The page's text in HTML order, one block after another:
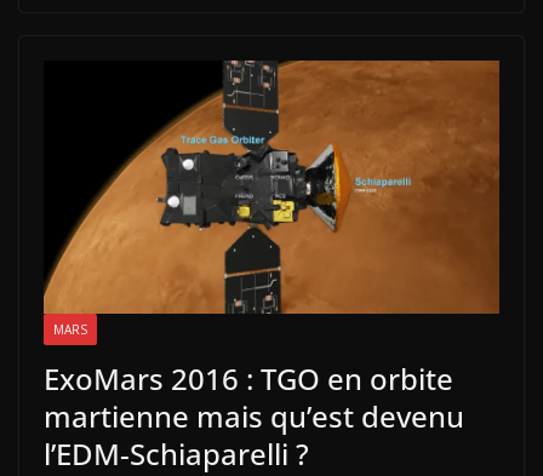
MARS
ExoMars 2016 : TGO en orbite
martienne mais qu’est devenu
l’EDM-Schiaparelli ?